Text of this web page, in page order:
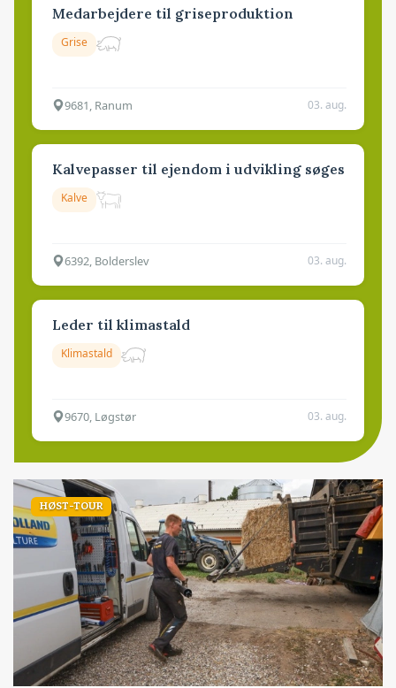
Medarbejdere til griseproduktion
Grise
9681, Ranum 03. aug.
Kalvepasser til ejendom i udvikling søges
Kalve
6392, Bolderslev 03. aug.
Leder til klimastald
Klimastald
9670, Løgstør 03. aug.
HØST-TOUR